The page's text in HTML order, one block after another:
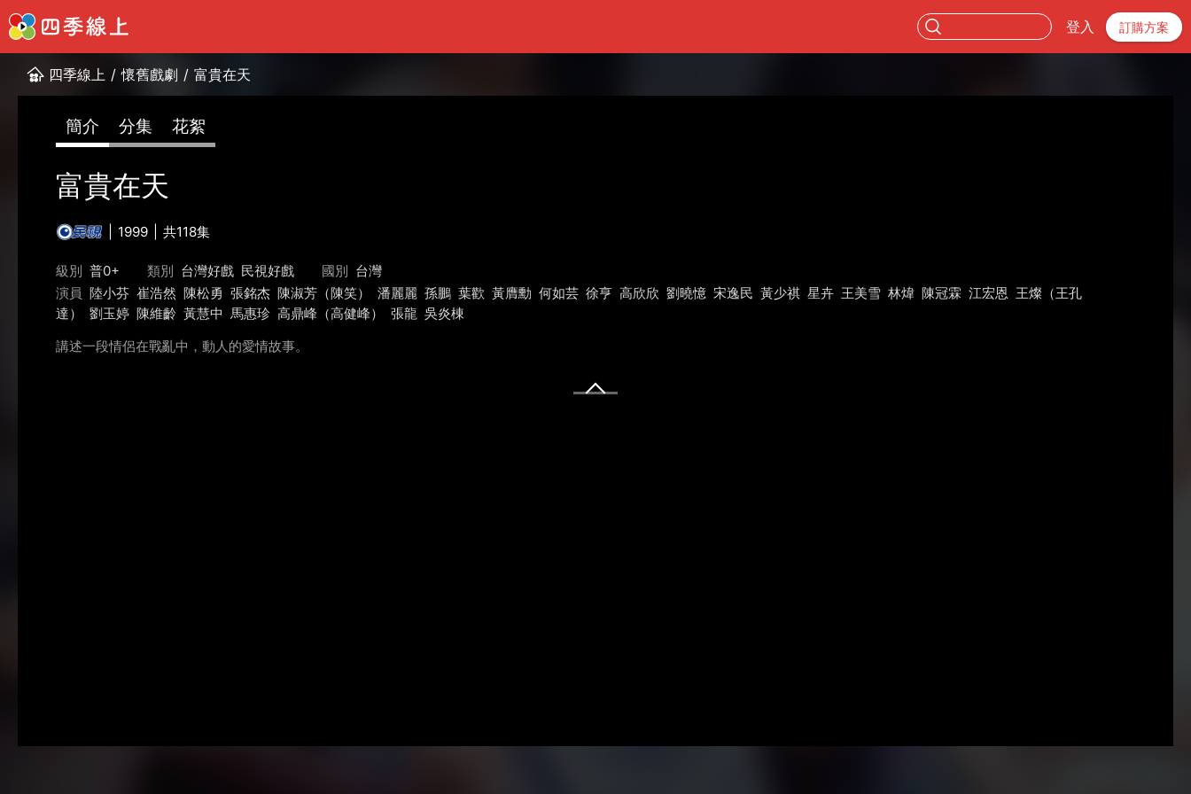
登入 訂購方案
四季線上 / 懷舊戲劇 / 富貴在天
簡介 分集 花絮
富貴在天
1999 共118集
級別 普0+ 類別 台灣好戲 民視好戲 國別 台灣
演員 陸小芬 崔浩然 陳松勇 張銘杰 陳淑芳（陳笑） 潘麗麗 孫鵬 葉歡 黃膺勳 何如芸 徐亨 高欣欣 劉曉憶 宋逸民 黃少祺 星卉 王美雪 林煒 陳冠霖 江宏恩 王燦（王孔
達）
劉玉婷 陳維齡 黃慧中 馬惠珍 高鼎峰（高健峰） 張龍 吳炎棟
講述一段情侶在戰亂中，動人的愛情故事。